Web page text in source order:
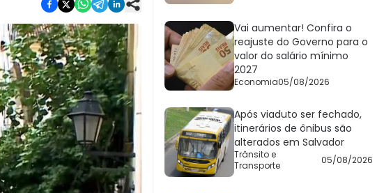
Vai aumentar! Confira o
reajuste do Governo para o
valor do salário mínimo
2027
Economia05/08/2026
Após viaduto ser fechado,
itinerários de ônibus são
alterados em Salvador
Trânsito e
Transporte
05/08/2026